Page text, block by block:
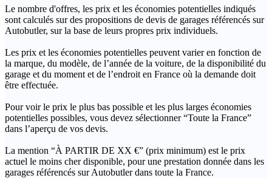
Le nombre d'offres, les prix et les économies potentielles indiqués
sont calculés sur des propositions de devis de garages référencés sur
Autobutler, sur la base de leurs propres prix individuels.
Les prix et les économies potentielles peuvent varier en fonction de
la marque, du modèle, de l’année de la voiture, de la disponibilité du
garage et du moment et de l’endroit en France où la demande doit
être effectuée.
Pour voir le prix le plus bas possible et les plus larges économies
potentielles possibles, vous devez sélectionner “Toute la France”
dans l’aperçu de vos devis.
La mention “À PARTIR DE XX €” (prix minimum) est le prix
actuel le moins cher disponible, pour une prestation donnée dans les
garages référencés sur Autobutler dans toute la France.